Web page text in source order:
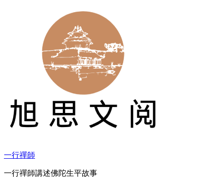
一行禪師
一行禪師講述佛陀生平故事